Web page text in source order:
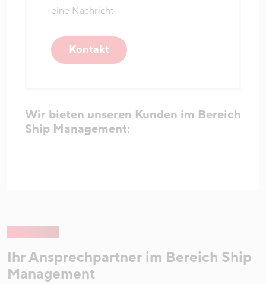
eine Nachricht.
Kontakt
Wir bieten unseren Kunden im Bereich
Ship Management:
Ihr Ansprechpartner im Bereich Ship
Management